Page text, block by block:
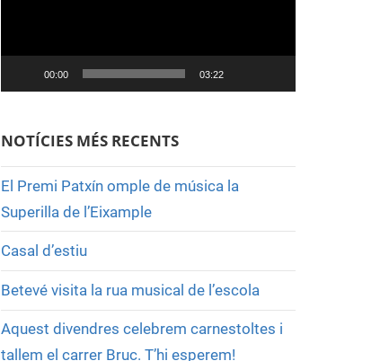
00:00 03:22
NOTÍCIES MÉS RECENTS
El Premi Patxín omple de música la
Superilla de l’Eixample
Casal d’estiu
Betevé visita la rua musical de l’escola
Aquest divendres celebrem carnestoltes i
tallem el carrer Bruc. T’hi esperem!